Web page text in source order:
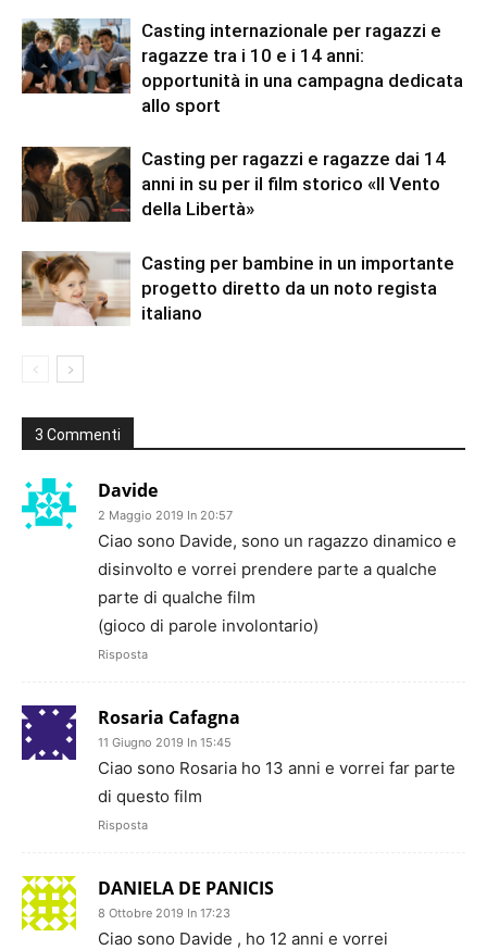
Casting internazionale per ragazzi e
ragazze tra i 10 e i 14 anni:
opportunità in una campagna dedicata
allo sport
Casting per ragazzi e ragazze dai 14
anni in su per il film storico «Il Vento
della Libertà»
Casting per bambine in un importante
progetto diretto da un noto regista
italiano
3 Commenti
Davide
2 Maggio 2019 In 20:57
Ciao sono Davide, sono un ragazzo dinamico e
disinvolto e vorrei prendere parte a qualche
parte di qualche film
(gioco di parole involontario)
Risposta
Rosaria Cafagna
11 Giugno 2019 In 15:45
Ciao sono Rosaria ho 13 anni e vorrei far parte
di questo film
Risposta
DANIELA DE PANICIS
8 Ottobre 2019 In 17:23
Ciao sono Davide , ho 12 anni e vorrei